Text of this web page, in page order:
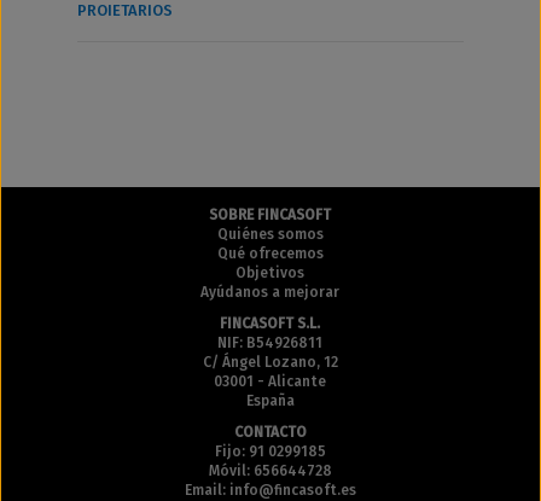
PROIETARIOS
SOBRE FINCASOFT
Quiénes somos
Qué ofrecemos
Objetivos
Ayúdanos a mejorar
FINCASOFT S.L.
NIF: B54926811
C/ Ángel Lozano, 12
03001 - Alicante
España
CONTACTO
Fijo: 91 0299185
Móvil: 656644728
Email: info@fincasoft.es